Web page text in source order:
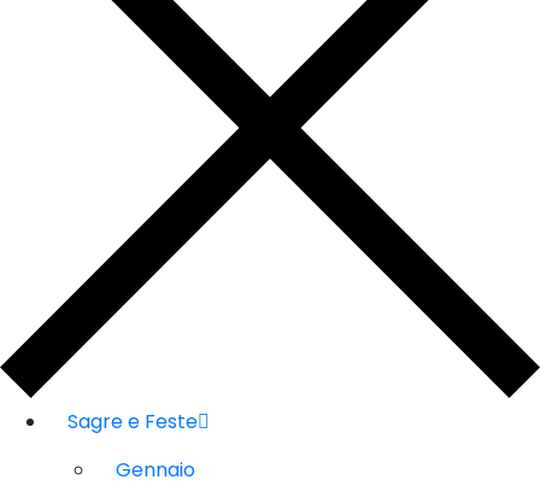
Sagre e Feste
Gennaio